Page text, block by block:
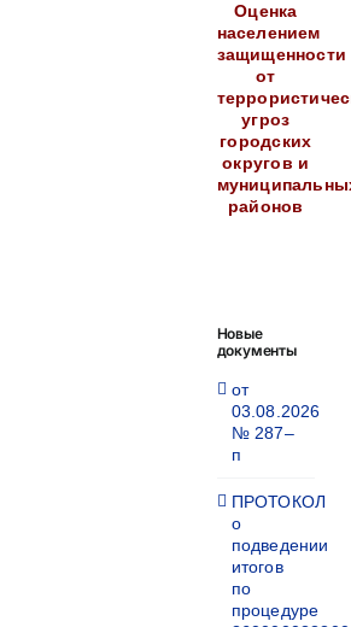
Оценка
населением
защищенности
от
угроз
городских
округов и
районов
Новые
документы
от
03.08.2026
№ 287–
п
ПРОТОКОЛ
о
подведении
итогов
по
процедуре